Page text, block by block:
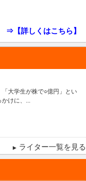
⇒【詳しくはこちら】
大学生が株で○億円」とい
かけに、...
ライター一覧を見る